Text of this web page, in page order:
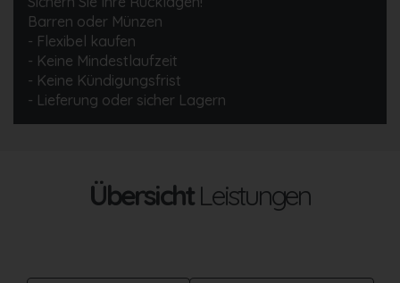
Barren oder Münzen
- Flexibel kaufen
- Keine Mindestlaufzeit
- Keine Kündigungsfrist
- Lieferung oder sicher Lagern
ÜbersichtLeistungen